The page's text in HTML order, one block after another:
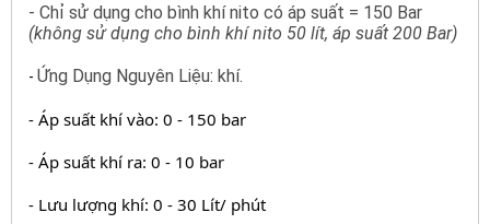
- Chỉ sử dụng cho bình khí nito có áp suất = 150 Bar
(không sử dụng cho bình khí nito 50 lít, áp suất 200 Bar)
- Ứng Dụng Nguyên Liệu: khí.
- Áp suất khí vào: 0 - 150 bar
- Áp suất khí ra: 0 - 10 bar
- Lưu lượng khí: 0 - 30 Lít/ phút